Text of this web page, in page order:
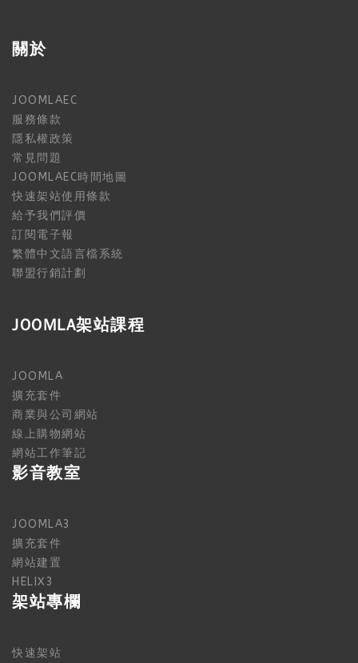
關於
JOOMLAEC
服務條款
隱私權政策
常見問題
JOOMLAEC時間地圖
快速架站使用條款
給予我們評價
訂閱電子報
繁體中文語言檔系統
聯盟行銷計劃
JOOMLA架站課程
JOOMLA
擴充套件
商業與公司網站
線上購物網站
網站工作筆記
影音教室
JOOMLA3
擴充套件
網站建置
HELIX3
架站專欄
快速架站